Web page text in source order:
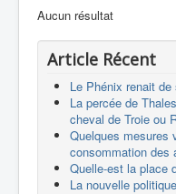
Europespace
Drones
Aucun résultat
Article Récent
Le Phénix renait
La percée de
cheval de Troie ou
Quelques mesures
consommation des
Quelle-est la place
La nouvelle